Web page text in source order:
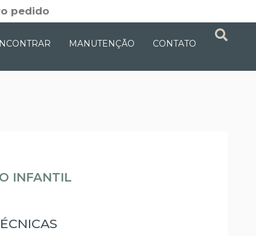
pedido
MANUTENÇÃO CONTATO
INFANTIL